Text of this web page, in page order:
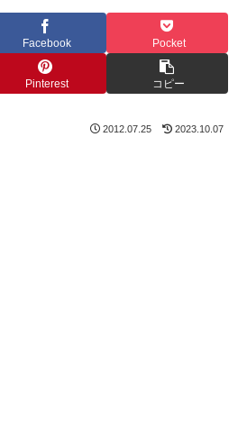
Facebook Pocket
Pinterest コピー
2012.07.25 2023.10.07